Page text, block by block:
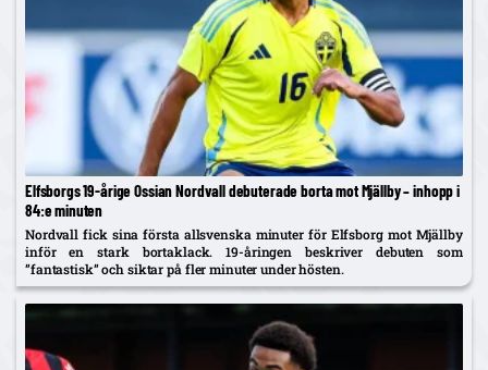
Elfsborgs 19-årige Ossian Nordvall debuterade borta mot Mjällby – inhopp i
84:e minuten
Nordvall fick sina första allsvenska minuter för Elfsborg mot Mjällby
inför en stark bortaklack. 19-åringen beskriver debuten som
”fantastisk” och siktar på fler minuter under hösten.